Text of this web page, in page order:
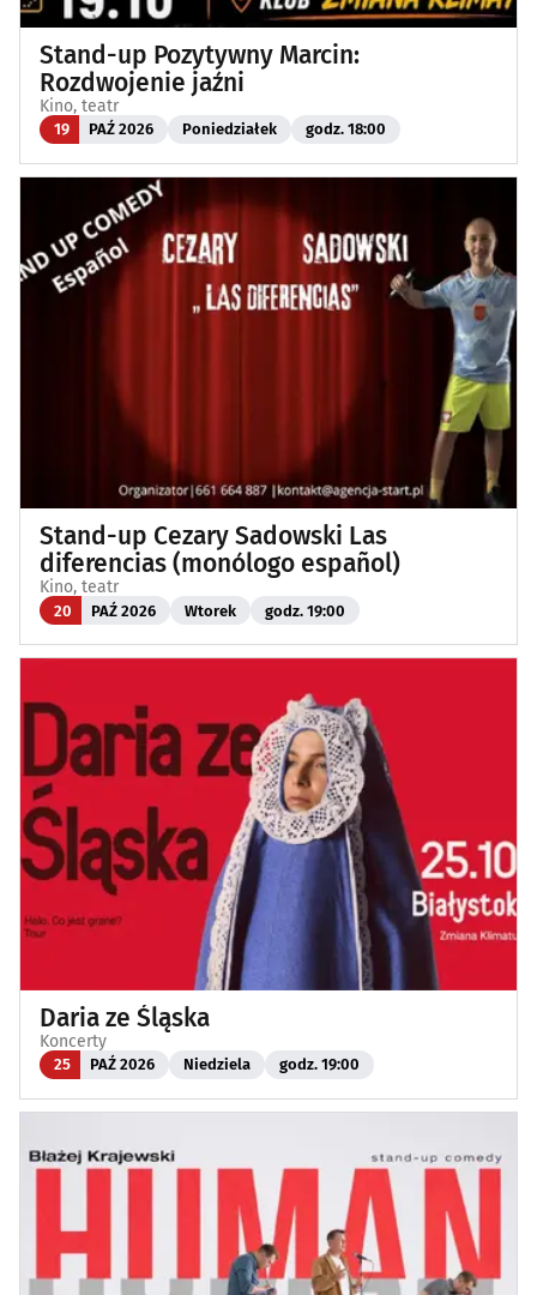
Stand-up Pozytywny Marcin:
Rozdwojenie jaźni
Kino, teatr
19 PAŹ 2026 Poniedziałek godz. 18:00
Stand-up Cezary Sadowski Las
diferencias (monólogo español)
Kino, teatr
20 PAŹ 2026 Wtorek godz. 19:00
Daria ze Śląska
Koncerty
25 PAŹ 2026 Niedziela godz. 19:00